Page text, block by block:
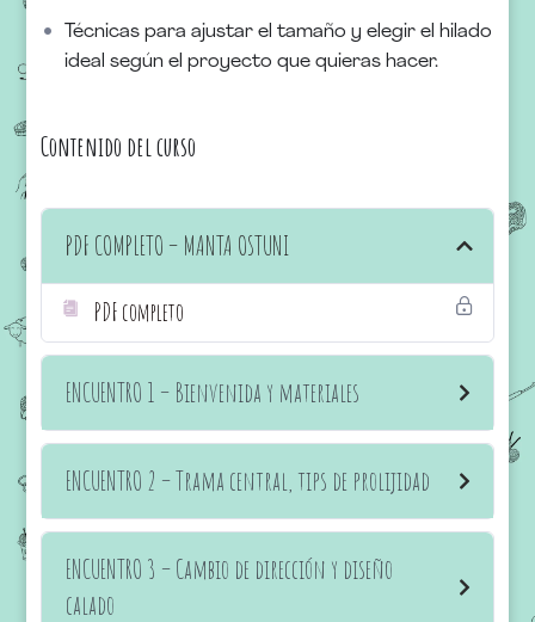
Técnicas para ajustar el tamaño y elegir el hilado
ideal según el proyecto que quieras hacer.
Contenido del curso
PDF COMPLETO – MANTA OSTUNI
PDF completo
ENCUENTRO 1 – Bienvenida y materiales
ENCUENTRO 2 – Trama central, tips de prolijidad
ENCUENTRO 3 – Cambio de dirección y diseño
calado